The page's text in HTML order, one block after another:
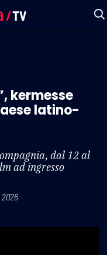
kermesse
latino-
dal 12 al
ad ingresso
2026